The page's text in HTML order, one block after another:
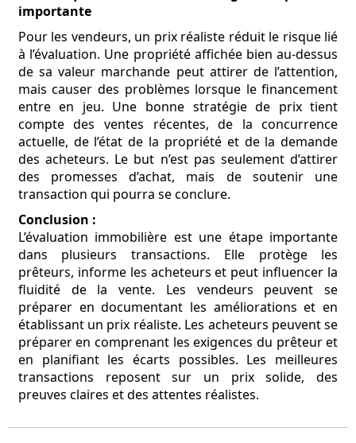
importante
Pour les vendeurs, un prix réaliste réduit le risque lié
à l’évaluation. Une propriété affichée bien au-dessus
de sa valeur marchande peut attirer de l’attention,
mais causer des problèmes lorsque le financement
entre en jeu. Une bonne stratégie de prix tient
compte des ventes récentes, de la concurrence
actuelle, de l’état de la propriété et de la demande
des acheteurs. Le but n’est pas seulement d’attirer
des promesses d’achat, mais de soutenir une
transaction qui pourra se conclure.
Conclusion :
L’évaluation immobilière est une étape importante
dans plusieurs transactions. Elle protège les
prêteurs, informe les acheteurs et peut influencer la
fluidité de la vente. Les vendeurs peuvent se
préparer en documentant les améliorations et en
établissant un prix réaliste. Les acheteurs peuvent se
préparer en comprenant les exigences du prêteur et
en planifiant les écarts possibles. Les meilleures
transactions reposent sur un prix solide, des
preuves claires et des attentes réalistes.